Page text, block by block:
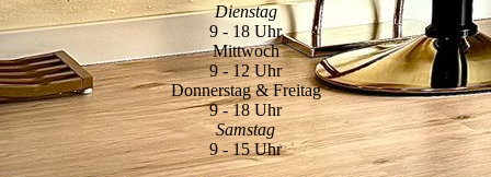
Dienstag
9 - 18 Uhr
Mittwoch
9 - 12 Uhr
Donnerstag & Freitag
9 - 18 Uhr
Samstag
9 - 15 Uhr